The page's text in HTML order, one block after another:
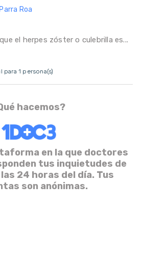
Roa
el herpes zóster o culebrilla es...
para 1 persona(s)
hacemos?
en la que doctores
tus inquietudes de
24 horas del día. Tus
son anónimas.